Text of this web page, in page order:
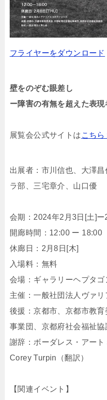
フライヤーをダウンロード
壁をのぞむ眼差し
ー障害の有無を超えた表
展覧会公式サイトは こちら
出展者：市川信也、大澤
ラ部、三宅章介、山口優
会期：2024年2月3日[土]ー
開廊時間：12:00 ー 18:00
休廊日：2月8日[木]
入場料：無料
会場：ギャラリーヘプタゴ
主催：一般社団法人ヴァ
後援：京都市、京都市教
事業団、京都府社会福祉協
謝辞：ボーダレス・アート
Corey Turpin（翻訳）
【関連イベント】